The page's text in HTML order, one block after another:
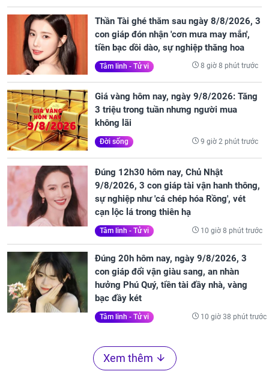
Thần Tài ghé thăm sau ngày 8/8/2026, 3
con giáp đón nhận 'cơn mưa may mắn',
tiền bạc dồi dào, sự nghiệp thăng hoa
Tâm linh - Tử vi 8 giờ 8 phút trước
Giá vàng hôm nay, ngày 9/8/2026: Tăng
3 triệu trong tuần nhưng người mua
không lãi
Đời sống 9 giờ 2 phút trước
Đúng 12h30 hôm nay, Chủ Nhật
9/8/2026, 3 con giáp tài vận hanh thông,
sự nghiệp như 'cá chép hóa Rồng', vét
cạn lộc lá trong thiên hạ
Tâm linh - Tử vi 10 giờ 8 phút trước
Đúng 20h hôm nay, ngày 9/8/2026, 3
con giáp đổi vận giàu sang, an nhàn
hưởng Phú Quý, tiền tài đầy nhà, vàng
bạc đầy két
Tâm linh - Tử vi 10 giờ 38 phút trước
Xem thêm